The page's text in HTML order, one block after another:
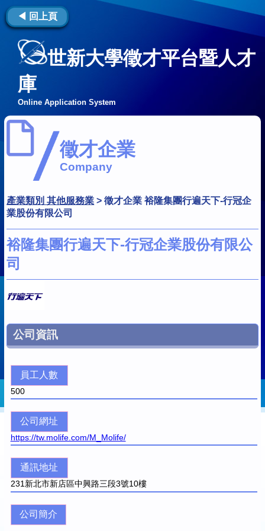
◀ 回上頁
世新大學徵才平台暨人才
庫
Online Application System
徵才企業
Company
產業類別 其他服務業 >徵才企業 裕隆集團行遍天下-行冠企
業股份有限公司
裕隆集團行遍天下-行冠企業股份有限公
司
公司資訊
員工人數
500
公司網址
https://tw.molife.com/M_Molife/
通訊地址
231新北市新店區中興路三段3號10樓
公司簡介